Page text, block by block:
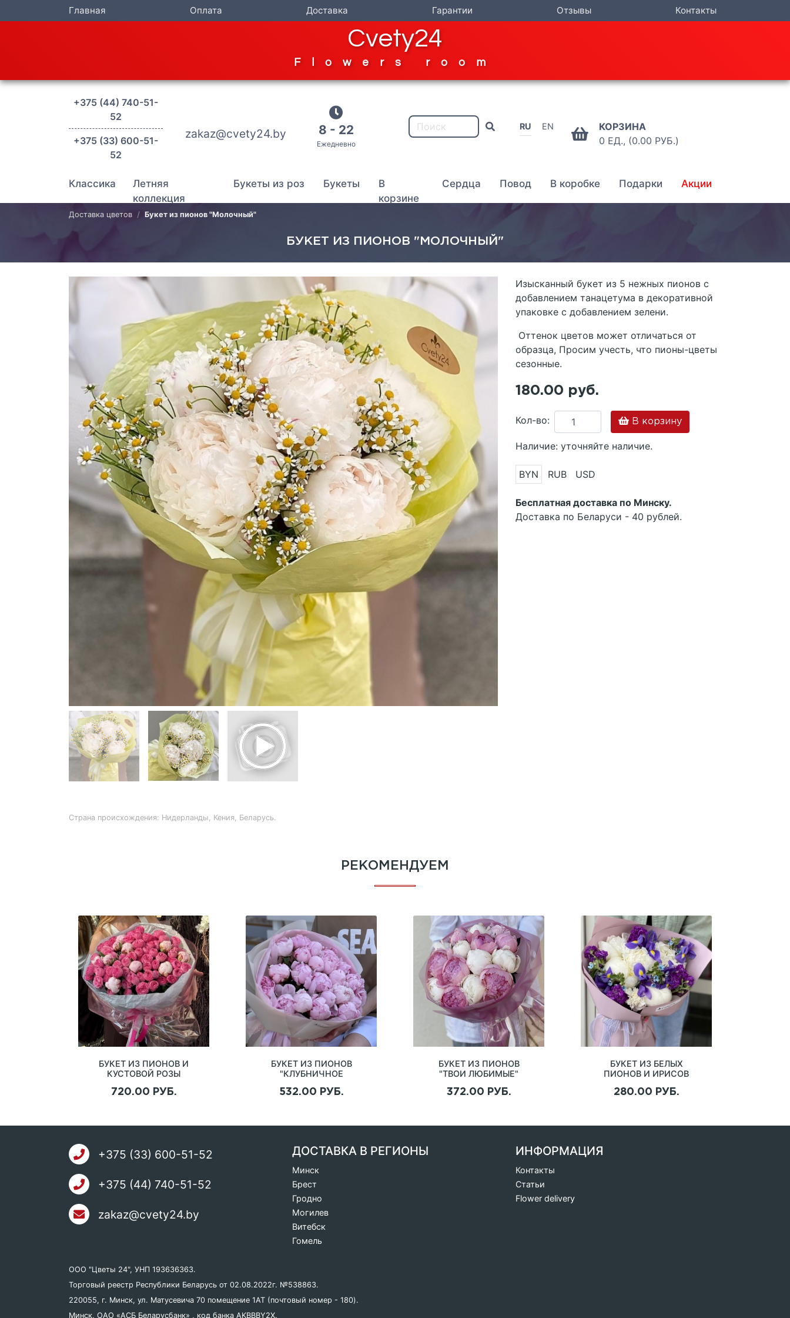
Главная Оплата Доставка Гарантии Отзывы Контакты
Cvety24
Flowers room
+375 (44) 740-51-
52
+375 (33) 600-51-
52
zakaz@cvety24.by 8 - 22
Ежедневно
RU EN
КОРЗИНА
0 ЕД., (0.00 РУБ.)
Классика
Летняя
коллекция
Букеты из роз Букеты
В
корзине
Сердца Повод В коробке Подарки Акции
Доставка цветов Букет из пионов "Молочный"
БУКЕТ ИЗ ПИОНОВ "МОЛОЧНЫЙ"
Страна происхождения: Нидерланды, Кения, Беларусь.
Изысканный букет из 5 нежных пионов с
добавлением танацетума в декоративной
упаковке с добавлением зелени.
Оттенок цветов может отличаться от
образца, Просим учесть, что пионы-цветы
сезонные.
180.00 руб.
Кол-во: В корзину
Наличие: уточняйте наличие.
BYN RUB USD
Бесплатная доставка по Минску.
Доставка по Беларуси - 40 рублей.
РЕКОМЕНДУЕМ
БУКЕТ ИЗ ПИОНОВ И
КУСТОВОЙ РОЗЫ
720.00 РУБ.
БУКЕТ ИЗ ПИОНОВ
"КЛУБНИЧНОЕ
532.00 РУБ.
БУКЕТ ИЗ ПИОНОВ
"ТВОИ ЛЮБИМЫЕ"
372.00 РУБ.
БУКЕТ ИЗ БЕЛЫХ
ПИОНОВ И ИРИСОВ
280.00 РУБ.
+375 (33) 600-51-52
+375 (44) 740-51-52
zakaz@cvety24.by
ИНФОРМАЦИЯ
Контакты
Статьи
Flower delivery
ДОСТАВКА В РЕГИОНЫ
Минск
Брест
Гродно
Могилев
Витебск
Гомель
ООО "Цветы 24", УНП 193636363.
Торговый реестр Республики Беларусь от 02.08.2022г. №538863.
220055, г. Минск, ул. Матусевича 70 помещение 1AT (почтовый номер - 180).
Минск, ОАО «АСБ Беларусбанк» , код банка AKBBBY2X.